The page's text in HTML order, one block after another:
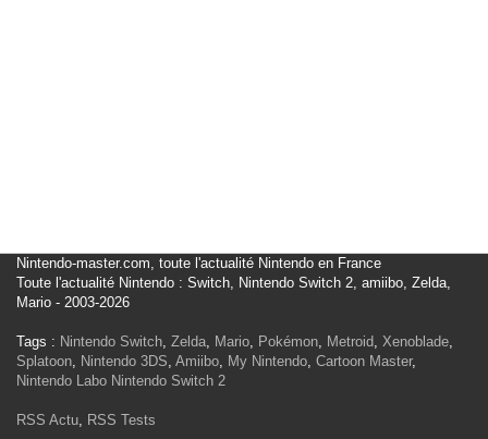
Nintendo-master.com, toute l'actualité Nintendo en France
Toute l'actualité Nintendo : Switch, Nintendo Switch 2, amiibo, Zelda,
Mario - 2003-2026
Tags : Nintendo Switch, Zelda, Mario, Pokémon, Metroid, Xenoblade,
Splatoon, Nintendo 3DS, Amiibo, My Nintendo, Cartoon Master,
Nintendo Labo Nintendo Switch 2
RSS Actu, RSS Tests